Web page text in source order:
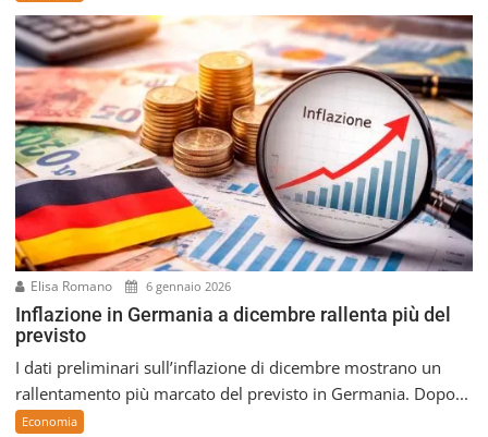
Elisa Romano 6 gennaio 2026
Inflazione in Germania a dicembre rallenta più del
previsto
I dati preliminari sull’inflazione di dicembre mostrano un
rallentamento più marcato del previsto in Germania. Dopo...
Economia